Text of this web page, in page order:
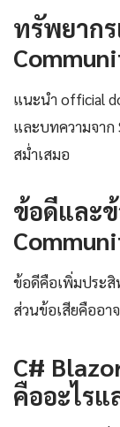
ทรัพยากร
แนะนำ official
และบทความจาก
สม่ำเสมอ
ข้อดีและ
ข้อดีคือเพิ่มประสิ
ส่วนข้อเสียคืออา
C#
คืออะไรแ